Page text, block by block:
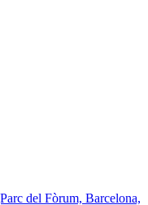
del Fòrum, Barcelona,